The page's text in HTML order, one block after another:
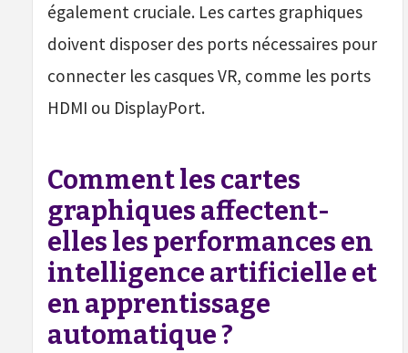
également cruciale. Les cartes graphiques
doivent disposer des ports nécessaires pour
connecter les casques VR, comme les ports
HDMI ou DisplayPort.
Comment les cartes
graphiques affectent-
elles les performances en
intelligence artificielle et
en apprentissage
automatique ?